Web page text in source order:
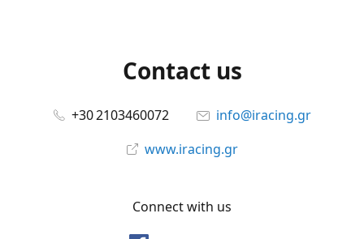
Contact us
+30 2103460072
info@iracing.gr
www.iracing.gr
Connect with us